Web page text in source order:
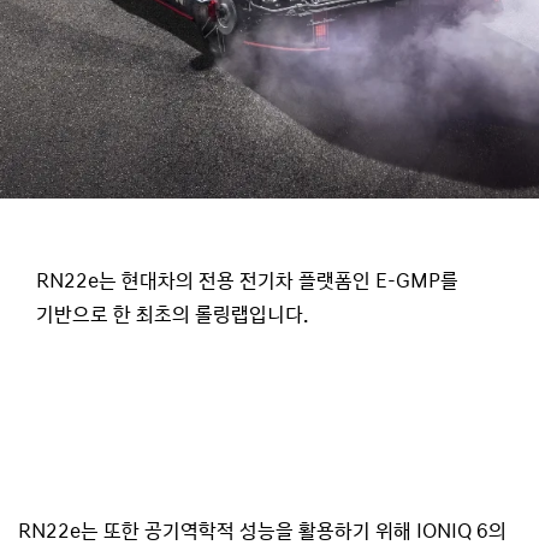
RN22e는 현대차의 전용 전기차 플랫폼인 E-GMP를
기반으로 한 최초의 롤링랩입니다.
RN22e는 또한 공기역학적 성능을 활용하기 위해 IONIQ 6의